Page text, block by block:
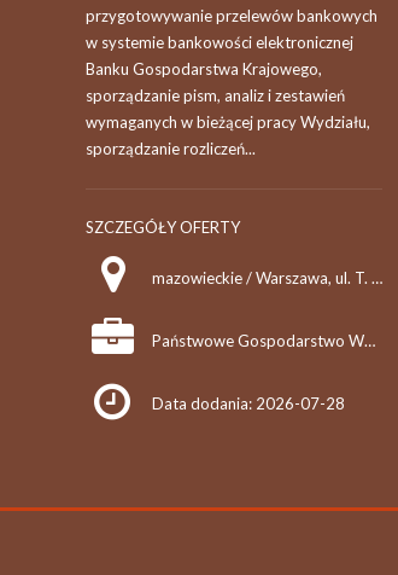
przygotowywanie przelewów bankowych
w systemie bankowości elektronicznej
Banku Gospodarstwa Krajowego,
sporządzanie pism, analiz i zestawień
wymaganych w bieżącej pracy Wydziału,
sporządzanie rozliczeń...
SZCZEGÓŁY OFERTY
mazowieckie / Warszawa, ul. T. Chałubińskiego 8
Państwowe Gospodarstwo Wodne Wody Polskie
Data dodania: 2026-07-28